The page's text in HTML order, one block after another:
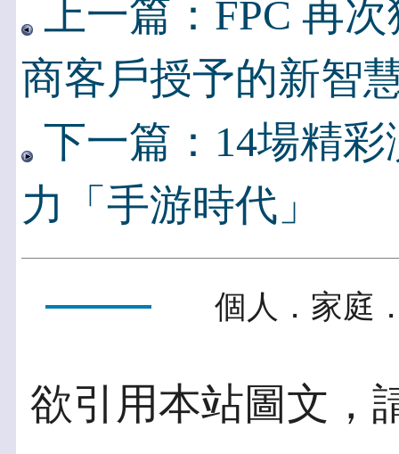
上一篇：FPC 再
商客戶授予的新智
下一篇：14場精彩
力「手游時代」
個人．家庭
欲引用本站圖文，